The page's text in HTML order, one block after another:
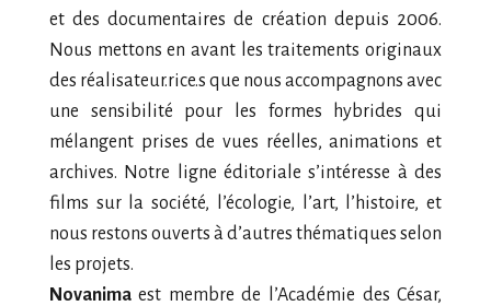
et des documentaires de création depuis 2006.
Nous mettons en avant les traitements originaux
des réalisateur.rice.s que nous accompagnons avec
une sensibilité pour les formes hybrides qui
mélangent prises de vues réelles, animations et
archives. Notre ligne éditoriale s’intéresse à des
films sur la société, l’écologie, l’art, l’histoire, et
nous restons ouverts à d’autres thématiques selon
les projets.
Novanimaest membre de l’Académie des César,